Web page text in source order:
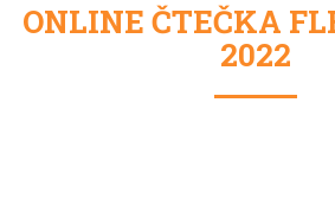
ONLINE ČTEČKA
2022